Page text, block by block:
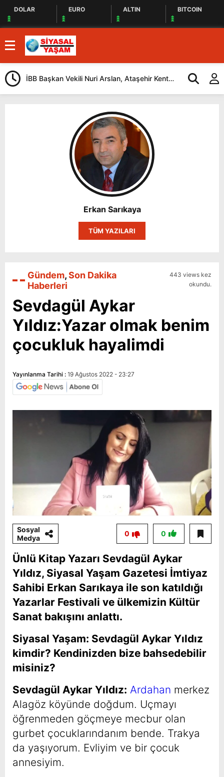
DOLAR EURO ALTIN BITCOIN
İBB Başkan Vekili Nuri Arslan, Ataşehir Kent
Lokantasını Ziyaret Etti
Tuzla’da
Düzenlendi
Erkan Sarıkaya
TÜM YAZILARI
Gündem,Son Dakika
Haberleri
443 views kez
okundu.
Sevdagül Aykar
Yıldız:Yazar olmak benim
çocukluk hayalimdi
Yayınlanma Tarihi : 19 Ağustos 2022 - 23:27
Sosyal
Medya
0
0
Ünlü Kitap Yazarı Sevdagül Aykar
Yıldız, Siyasal Yaşam Gazetesi İmtiyaz
Sahibi Erkan Sarıkaya ile son katıldığı
Yazarlar Festivali ve ülkemizin Kültür
Sanat bakışını anlattı.
Siyasal Yaşam: Sevdagül Aykar Yıldız
kimdir? Kendinizden bize bahsedebilir
misiniz?
Sevdagül Aykar Yıldız: Ardahan merkez
Alagöz köyünde doğdum. Uçmayı
öğrenmeden göçmeye mecbur olan
gurbet çocuklarındanım bende. Trakya
da yaşıyorum. Evliyim ve bir çocuk
annesiyim.